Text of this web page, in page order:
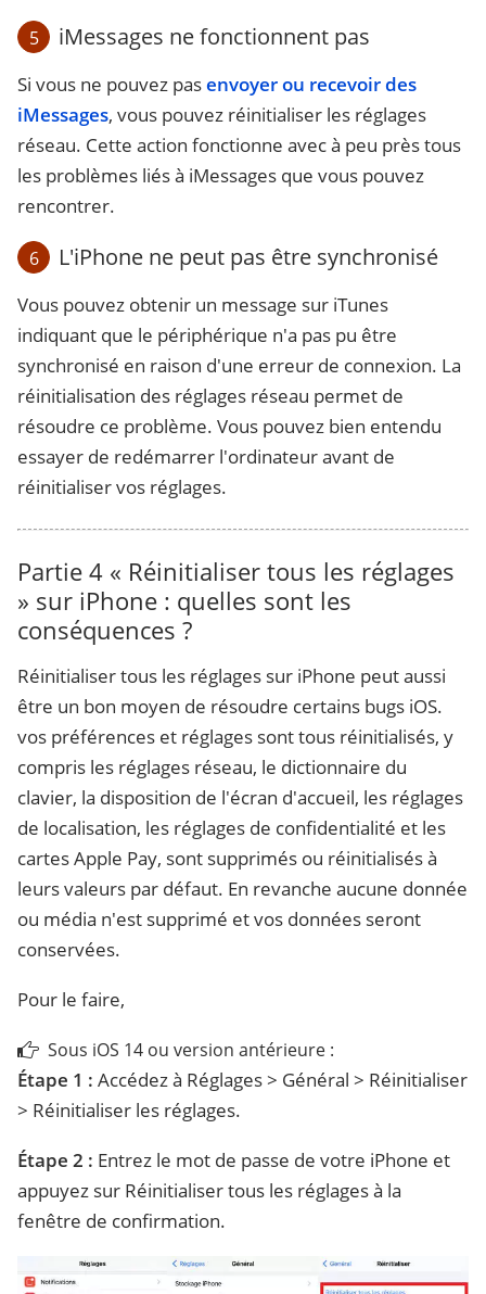
5 iMessages ne fonctionnent pas
Si vous ne pouvez pasenvoyer ou recevoir des
iMessages, vous pouvez réinitialiser les réglages
réseau. Cette action fonctionne avec à peu près tous
les problèmes liés à iMessages que vous pouvez
rencontrer.
6 L'iPhone ne peut pas être synchronisé
Vous pouvez obtenir un message sur iTunes
indiquant que le périphérique n'a pas pu être
synchronisé en raison d'une erreur de connexion. La
réinitialisation des réglages réseau permet de
résoudre ce problème. Vous pouvez bien entendu
essayer de redémarrer l'ordinateur avant de
réinitialiser vos réglages.
Partie 4 « Réinitialiser tous les réglages
» sur iPhone : quelles sont les
conséquences ?
Réinitialiser tous les réglages sur iPhone peut aussi
être un bon moyen de résoudre certains bugs iOS.
vos préférences et réglages sont tous réinitialisés, y
compris les réglages réseau, le dictionnaire du
clavier, la disposition de l'écran d'accueil, les réglages
de localisation, les réglages de confidentialité et les
cartes Apple Pay, sont supprimés ou réinitialisés à
leurs valeurs par défaut. En revanche aucune donnée
ou média n'est supprimé et vos données seront
conservées.
Pour le faire,
Sous iOS 14 ou version antérieure :
Étape 1 : Accédez à Réglages > Général > Réinitialiser
> Réinitialiser les réglages.
Étape 2 : Entrez le mot de passe de votre iPhone et
appuyez sur Réinitialiser tous les réglages à la
fenêtre de confirmation.